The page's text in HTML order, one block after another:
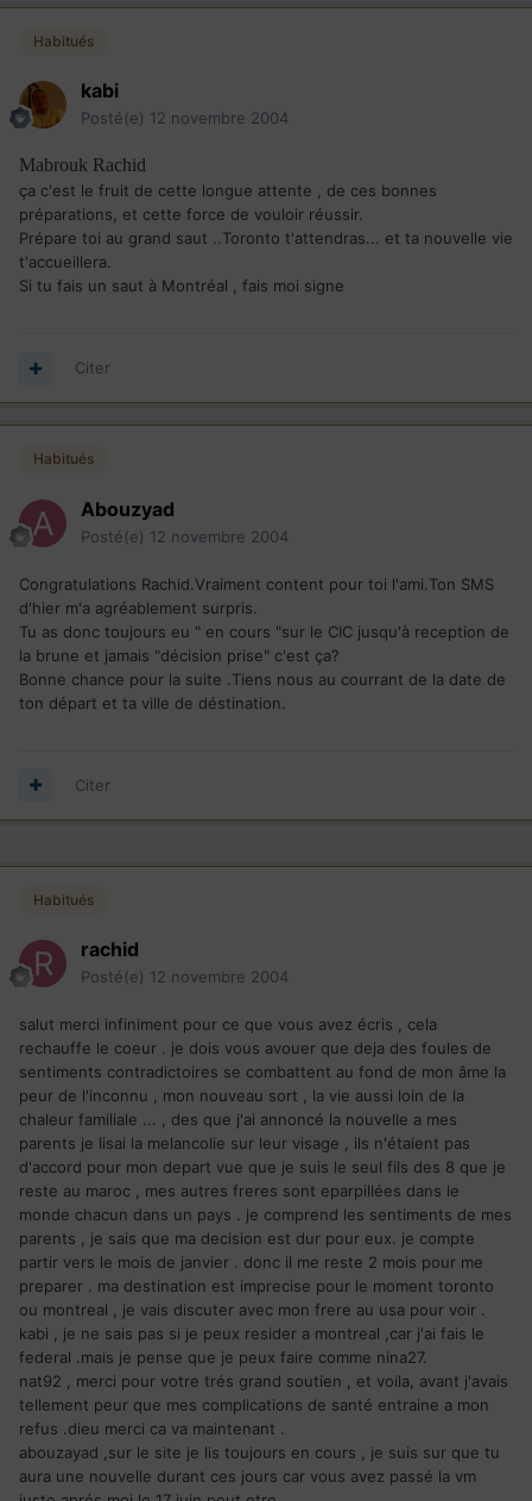
Habitués
kabi
Posté(e) 12 novembre 2004
Mabrouk Rachid
ça c'est le fruit de cette longue attente , de ces bonnes
préparations, et cette force de vouloir réussir.
Prépare toi au grand saut ..Toronto t'attendras... et ta nouvelle vie
t'accueillera.
Si tu fais un saut à Montréal , fais moi signe
Citer
Habitués
Abouzyad
Posté(e) 12 novembre 2004
Congratulations Rachid.Vraiment content pour toi l'ami.Ton SMS
d'hier m'a agréablement surpris.
Tu as donc toujours eu " en cours "sur le CIC jusqu'à reception de
la brune et jamais "décision prise" c'est ça?
Bonne chance pour la suite .Tiens nous au courrant de la date de
ton départ et ta ville de déstination.
Citer
Habitués
rachid
Posté(e) 12 novembre 2004
salut merci infiniment pour ce que vous avez écris , cela
rechauffe le coeur . je dois vous avouer que deja des foules de
sentiments contradictoires se combattent au fond de mon âme la
peur de l'inconnu , mon nouveau sort , la vie aussi loin de la
chaleur familiale ... , des que j'ai annoncé la nouvelle a mes
parents je lisai la melancolie sur leur visage , ils n'étaient pas
d'accord pour mon depart vue que je suis le seul fils des 8 que je
reste au maroc , mes autres freres sont eparpillées dans le
monde chacun dans un pays . je comprend les sentiments de mes
parents , je sais que ma decision est dur pour eux. je compte
partir vers le mois de janvier . donc il me reste 2 mois pour me
preparer . ma destination est imprecise pour le moment toronto
ou montreal , je vais discuter avec mon frere au usa pour voir .
kabi , je ne sais pas si je peux resider a montreal ,car j'ai fais le
federal .mais je pense que je peux faire comme nina27.
nat92 , merci pour votre trés grand soutien , et voila, avant j'avais
tellement peur que mes complications de santé entraine a mon
refus .dieu merci ca va maintenant .
abouzayad ,sur le site je lis toujours en cours , je suis sur que tu
aura une nouvelle durant ces jours car vous avez passé la vm